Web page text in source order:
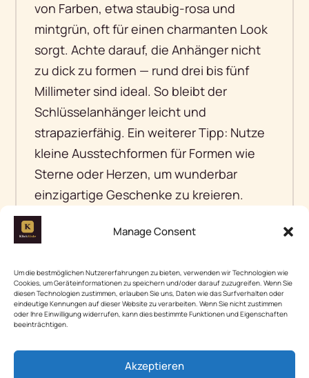
Manage Consent
Um die bestmöglichen Nutzererfahrungen zu bieten, verwenden wir Technologien wie
Cookies, um Geräteinformationen zu speichern und/oder darauf zuzugreifen. Wenn Sie
diesen Technologien zustimmen, erlauben Sie uns, Daten wie das Surfverhalten oder
eindeutige Kennungen auf dieser Website zu verarbeiten. Wenn Sie nicht zustimmen
oder Ihre Einwilligung widerrufen, kann dies bestimmte Funktionen und Eigenschaften
beeinträchtigen.
Akzeptieren
von Farben, etwa staubig-rosa und
mintgrün, oft für einen charmanten Look
sorgt. Achte darauf, die Anhänger nicht
zu dick zu formen — rund drei bis fünf
Millimeter sind ideal. So bleibt der
Schlüsselanhänger leicht und
strapazierfähig. Ein weiterer Tipp: Nutze
kleine Ausstechformen für Formen wie
Sterne oder Herzen, um wunderbar
einzigartige Geschenke zu kreieren.
08| Handgemachte Seifen
Suchst du nach einer kreativen Idee für
Weihnachtsgeschenke Basteln? Aus den
Bewertungen geht hervor, dass
handgemachte Seifen mit natürlichen
Zutaten und ätherischen Ölen besonders